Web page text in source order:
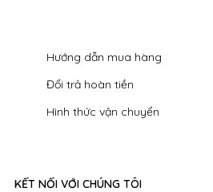
Hướng dẫn mua hàng
Đổi trả hoàn tiền
Hình thức vận chuyển
KẾT NỐI VỚI CHÚNG TÔI